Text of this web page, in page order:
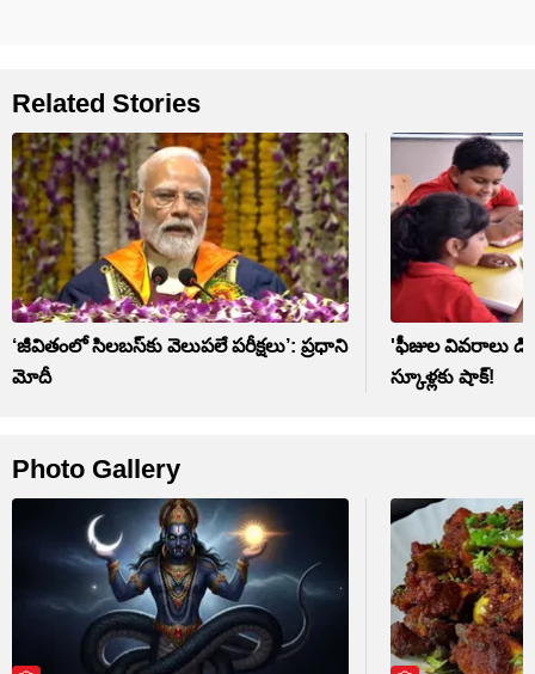
Related Stories
‘జీవితంలో సిలబస్‌కు వెలుపలే పరీక్షలు’: ప్రధాని
మోదీ
'ఫీజుల వివరాలు
స్కూళ్లకు షాక్!
Photo Gallery